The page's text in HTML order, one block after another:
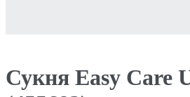
Сукня Easy Care